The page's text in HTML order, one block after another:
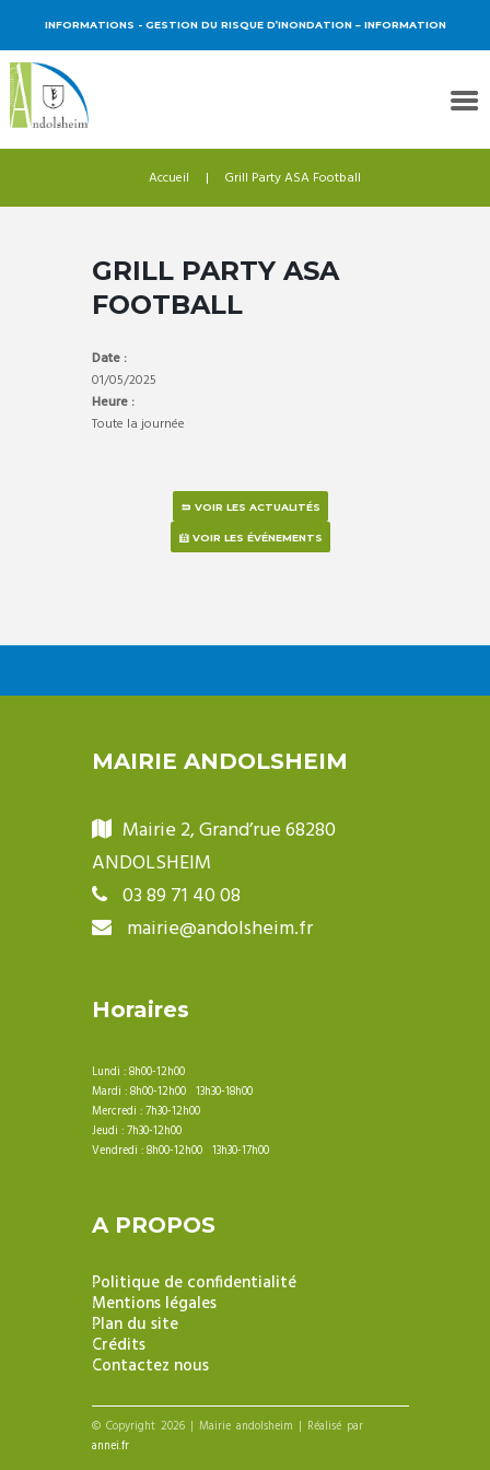
INFORMATIONS - GESTION DU RISQUE D’INONDATION – INFORMATION
Accueil Grill Party ASA Football
GRILL PARTY ASA
FOOTBALL
Date :
01/05/2025
Heure :
Toute la journée
VOIR LES ACTUALITÉS
VOIR LES ÉVÉNEMENTS
MAIRIE ANDOLSHEIM
Mairie 2, Grand’rue 68280
ANDOLSHEIM
03 89 71 40 08
mairie@andolsheim.fr
Horaires
Lundi : 8h00-12h00
Mardi : 8h00-12h00 13h30-18h00
Mercredi : 7h30-12h00
Jeudi : 7h30-12h00
Vendredi : 8h00-12h00 13h30-17h00
A PROPOS
Politique de confidentialité
Mentions légales
Plan du site
Crédits
Contactez nous
© Copyright 2026 | Mairie andolsheim | Réalisé par
annei.fr